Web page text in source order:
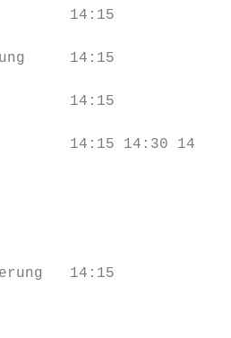
14:15
14:15
14:15
14:15 14:30 14:45
14:15